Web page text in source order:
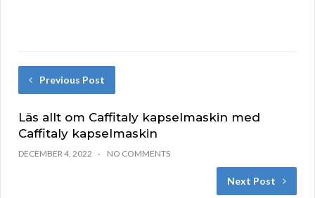
Previous Post
Läs allt om Caffitaly kapselmaskin med
Caffitaly kapselmaskin
DECEMBER 4, 2022 NO COMMENTS
Next Post